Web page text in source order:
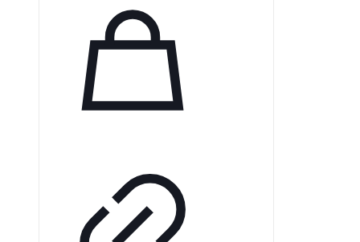
VATECH обеспечивают
стабильность работы.